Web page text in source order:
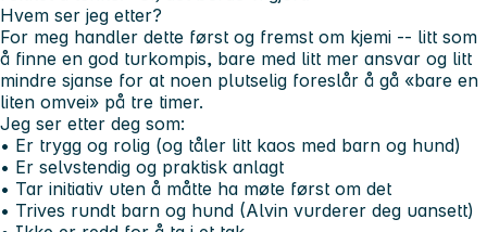
Hvem ser jeg etter?
For meg handler dette først og fremst om kjemi -- litt som
å finne en god turkompis, bare med litt mer ansvar og litt
mindre sjanse for at noen plutselig foreslår å gå «bare en
liten omvei» på tre timer.
Jeg ser etter deg som:
• Er trygg og rolig (og tåler litt kaos med barn og hund)
• Er selvstendig og praktisk anlagt
• Tar initiativ uten å måtte ha møte først om det
• Trives rundt barn og hund (Alvin vurderer deg uansett)